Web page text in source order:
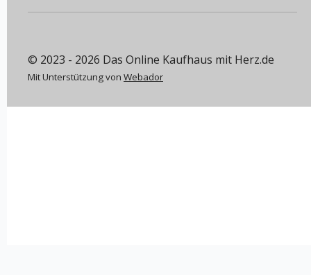
© 2023 - 2026 Das Online Kaufhaus mit Herz.de
Mit Unterstützung von Webador